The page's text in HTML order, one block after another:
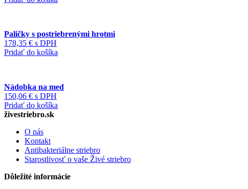
Paličky s postriebrenými hrotmi
178,35 € s DPH
Pridať do košíka
Nádobka na med
150,06 € s DPH
Pridať do košíka
živestriebro.sk
O nás
Kontakt
Antibakteriálne striebro
Starostlivosť o vaše Živé striebro
Dôležité informácie